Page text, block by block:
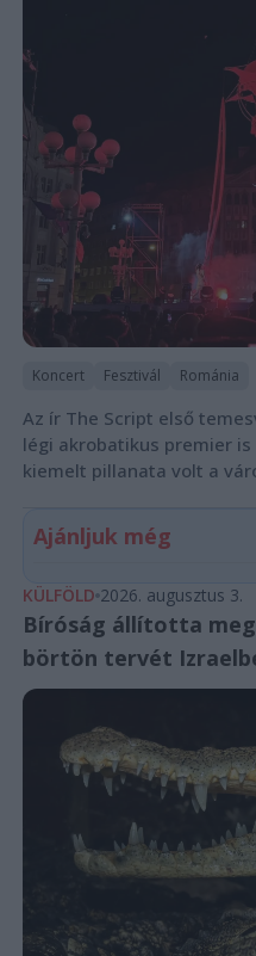
Koncert Fesztivál Románia
Az ír The Script első
légi akrobatikus premier
kiemelt pillanata volt a
Ajánljuk még
KÜLFÖLD 2026. augusztus 3.
Bíróság állította
börtön tervét